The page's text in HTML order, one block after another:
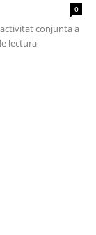
0
activitat conjunta a
lectura